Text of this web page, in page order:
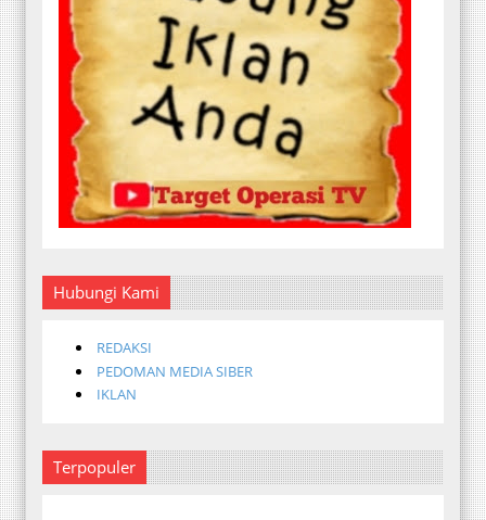
Hubungi Kami
REDAKSI
PEDOMAN MEDIA SIBER
IKLAN
Terpopuler